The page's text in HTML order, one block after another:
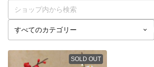
SOLD OUT